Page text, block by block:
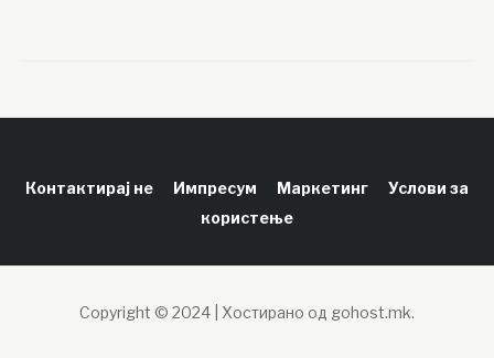
Контактирај не Импресум Маркетинг
Услови за
користење
Copyright © 2024 | Хостирано од gohost.mk.